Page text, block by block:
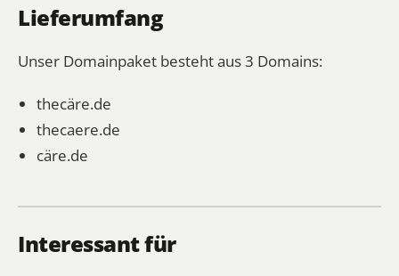
Lieferumfang
Unser Domainpaket besteht aus 3 Domains:
thecäre.de
thecaere.de
cäre.de
Interessant für